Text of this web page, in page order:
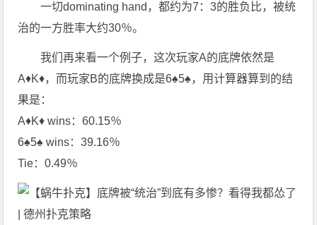
一切dominating hand，都约为7：3的胜负比，被统
治的一方胜率大约30％。
我们再来看一个例子，这次玩家A的底牌依然是
A♦K♦，而玩家B的底牌换成是6♠5♠，用计算器算到的结
果是：
A♦K♦ wins：60.15％
6♠5♠ wins：39.16％
Tie：0.49％